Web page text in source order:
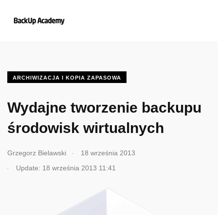
ARCHIWIZACJA I KOPIA ZAPASOWA
Wydajne tworzenie backupu
środowisk wirtualnych
Grzegorz Bielawski
18 września 2013
Update: 18 września 2013 11:41